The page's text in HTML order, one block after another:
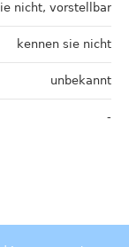
nicht, vorstellbar
kennen sie nicht
unbekannt
-